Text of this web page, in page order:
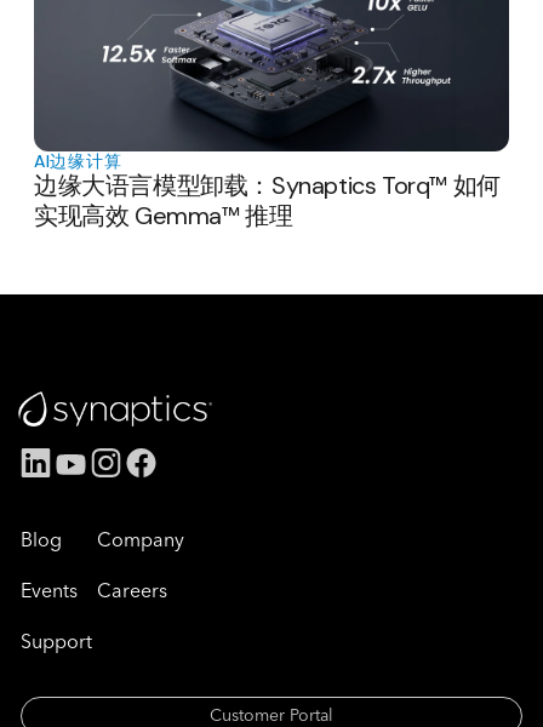
AI边缘计算
边缘大语言模型卸载：Synaptics Torq™ 如何
实现高效 Gemma™ 推理
Blog
Events
Support
Company
Careers
Customer Portal